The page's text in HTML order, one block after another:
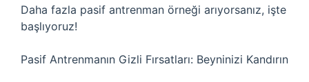
Daha fazla pasif antrenman örneği arıyorsanız, işte
başlıyoruz!
Pasif Antrenmanın Gizli Fırsatları: Beyninizi Kandırın